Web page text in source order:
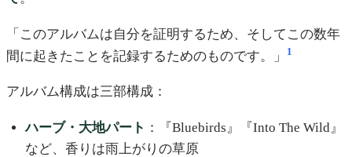
「このアルバムは自分を証明するため、そしてこの数年
間に起きたことを記録するためのものです。」
1
アルバム構成は三部構成：
ハーブ・大地パート ：『Bluebirds』『Into The Wild』
など、香りは雨上がりの草原